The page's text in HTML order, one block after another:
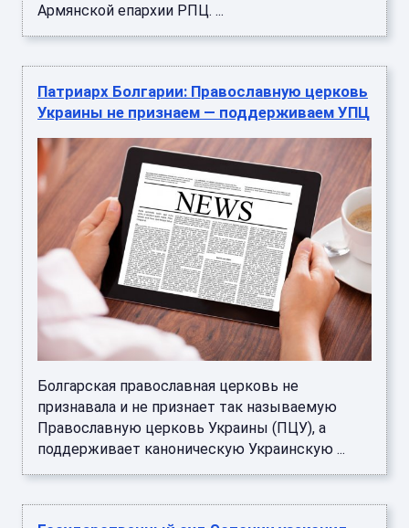
Армянской епархии РПЦ. ...
Патриарх Болгарии: Православную церковь
Украины не признаем — поддерживаем УПЦ
Болгарская православная церковь не
признавала и не признает так называемую
Православную церковь Украины (ПЦУ), а
поддерживает каноническую Украинскую ...